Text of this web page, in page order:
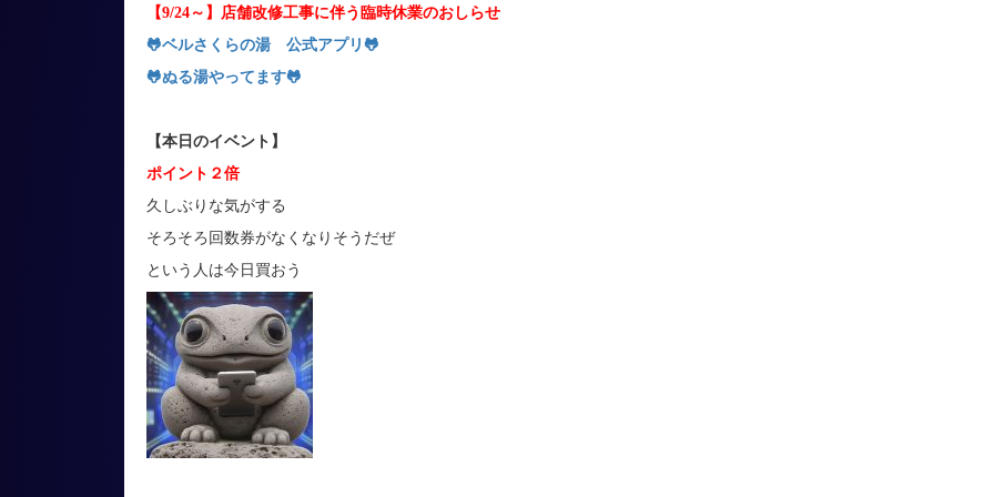
【9/24～】店舗改修工事に伴う臨時休業のおしらせ
🐸ベルさくらの湯 公式アプリ 🐸
🐸ぬる湯やってます🐸
【本日のイベント】
ポイント２倍
久しぶりな気がする
そろそろ回数券がなくなりそうだぜ
という人は今日買おう